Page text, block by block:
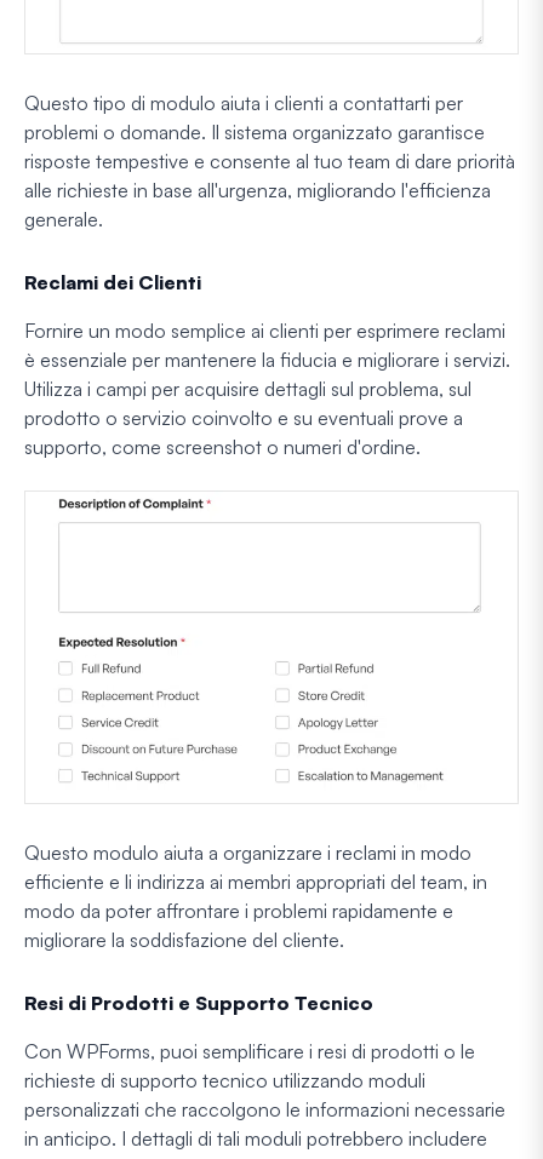
Questo tipo di modulo aiuta i clienti a contattarti per
problemi o domande. Il sistema organizzato garantisce
risposte tempestive e consente al tuo team di dare priorità
alle richieste in base all'urgenza, migliorando l'efficienza
generale.
Reclami dei Clienti
Fornire un modo semplice ai clienti per esprimere reclami
è essenziale per mantenere la fiducia e migliorare i servizi.
Utilizza i campi per acquisire dettagli sul problema, sul
prodotto o servizio coinvolto e su eventuali prove a
supporto, come screenshot o numeri d'ordine.
Questo modulo aiuta a organizzare i reclami in modo
efficiente e li indirizza ai membri appropriati del team, in
modo da poter affrontare i problemi rapidamente e
migliorare la soddisfazione del cliente.
Resi di Prodotti e Supporto Tecnico
Con WPForms, puoi semplificare i resi di prodotti o le
richieste di supporto tecnico utilizzando moduli
personalizzati che raccolgono le informazioni necessarie
in anticipo. I dettagli di tali moduli potrebbero includere